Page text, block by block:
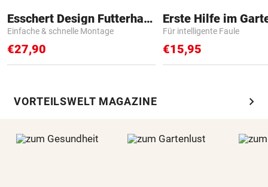
Esschert Design Futterhaus
Einfache & schnelle Montage
€27,90
Erste Hilfe im
Für intelligente Faule
€15,95
VORTEILSWELT MAGAZINE chevron_right